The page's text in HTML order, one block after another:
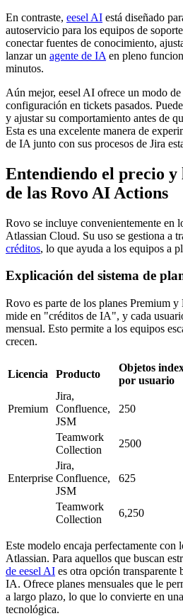
En contraste, eesel AI está diseñado
autoservicio para los equipos de
conectar fuentes de conocimiento,
lanzar un agente de IA en pleno
minutos.
Aún mejor, eesel AI ofrece un modo
configuración en tickets pasados.
y ajustar su comportamiento antes de
Esta es una excelente manera de
de IA junto con sus procesos de Jira
Entendiendo el precio
de las Rovo AI Actions
Rovo se incluye convenientemente en
Atlassian Cloud. Su uso se gestiona a
créditos, lo que ayuda a los equipos a
Explicación del sistema de
Rovo es parte de los planes Premium
mide en "créditos de IA", y cada
mensual. Esto permite a los equipos
crecen.
Licencia Producto
Objetos
por usuario
Premium
Jira,
Confluence,
JSM
250
Teamwork
Collection
2500
Enterprise
Jira,
Confluence,
JSM
625
Teamwork
Collection
6,250
Este modelo encaja perfectamente con
Atlassian. Para aquellos que buscan
de eesel AI es otra opción transparente
IA. Ofrece planes mensuales que le
a largo plazo, lo que lo convierte en
tecnológica.